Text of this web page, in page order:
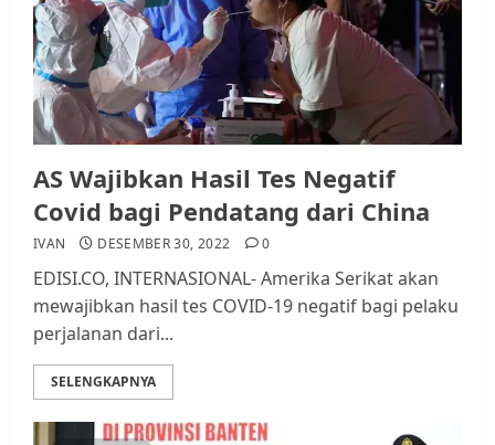
AS Wajibkan Hasil Tes Negatif
Covid bagi Pendatang dari China
IVAN DESEMBER 30, 2022 0
EDISI.CO, INTERNASIONAL- Amerika Serikat akan
mewajibkan hasil tes COVID-19 negatif bagi pelaku
perjalanan dari...
SELENGKAPNYA